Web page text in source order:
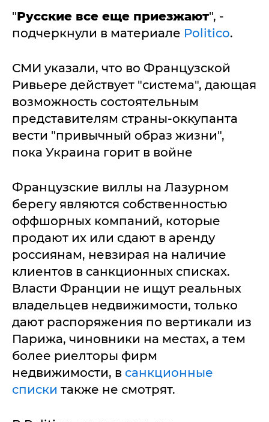
"Русские все еще приезжают", -
подчеркнули в материале Politico.
СМИ указали, что во Французской
Ривьере действует "система", дающая
возможность состоятельным
представителям страны-оккупанта
вести "привычный образ жизни",
пока Украина горит в войне
Французские виллы на Лазурном
берегу являются собственностью
оффшорных компаний, которые
продают их или сдают в аренду
россиянам, невзирая на наличие
клиентов в санкционных списках.
Власти Франции не ищут реальных
владельцев недвижимости, только
дают распоряжения по вертикали из
Парижа, чиновники на местах, а тем
более риелторы фирм
недвижимости, в санкционные
списки также не смотрят.